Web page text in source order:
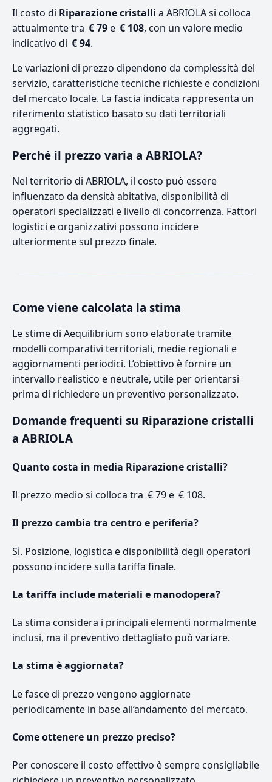
Il costo di Riparazione cristalli a ABRIOLA si colloca
attualmente tra € 79e € 108, con un valore medio
indicativo di € 94.
Le variazioni di prezzo dipendono da complessità del
servizio, caratteristiche tecniche richieste e condizioni
del mercato locale. La fascia indicata rappresenta un
riferimento statistico basato su dati territoriali
aggregati.
Perché il prezzo varia a ABRIOLA?
Nel territorio di ABRIOLA, il costo può essere
influenzato da densità abitativa, disponibilità di
operatori specializzati e livello di concorrenza. Fattori
logistici e organizzativi possono incidere
ulteriormente sul prezzo finale.
Come viene calcolata la stima
Le stime di Aequilibrium sono elaborate tramite
modelli comparativi territoriali, medie regionali e
aggiornamenti periodici. L’obiettivo è fornire un
intervallo realistico e neutrale, utile per orientarsi
prima di richiedere un preventivo personalizzato.
Domande frequenti su Riparazione cristalli
a ABRIOLA
Quanto costa in media Riparazione cristalli?
Il prezzo medio si colloca tra € 79 e € 108.
Il prezzo cambia tra centro e periferia?
Sì. Posizione, logistica e disponibilità degli operatori
possono incidere sulla tariffa finale.
La tariffa include materiali e manodopera?
La stima considera i principali elementi normalmente
inclusi, ma il preventivo dettagliato può variare.
La stima è aggiornata?
Le fasce di prezzo vengono aggiornate
periodicamente in base all’andamento del mercato.
Come ottenere un prezzo preciso?
Per conoscere il costo effettivo è sempre consigliabile